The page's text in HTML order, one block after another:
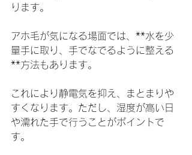
ります。
アホ毛が気になる場面では、**水を少
量手に取り、手でなでるように整える
**方法もあります。
これにより静電気を抑え、まとまりや
すくなります。ただし、湿度が高い日
や濡れた手で行うことがポイントで
す。